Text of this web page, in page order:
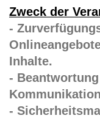
Zweck der
-
Inhalte.
-
-